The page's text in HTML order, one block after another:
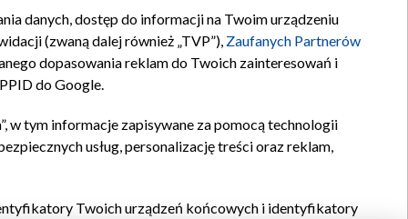
Kontakt
danych, dostęp do informacji na Twoim urządzeniu
(zwaną dalej również „TVP”), Zaufanych Partnerów
dopasowania reklam do Twoich zainteresowań i
do Google.
w tym informacje zapisywane za pomocą technologii
usług, personalizację treści oraz reklam,
Twoich urządzeń końcowych i identyfikatory